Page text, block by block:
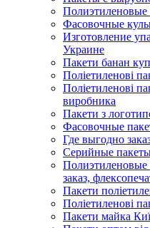
Полиэтиленовые
Фасовочные
Изготовление
Украине
Пакети банан
Поліетиленові
Поліетиленові
виробника
Пакети з
Фасовочные
Где выгодно
Серийные
Полиэтиленовые
заказ,
Пакети
Поліетиленові
Пакети майка